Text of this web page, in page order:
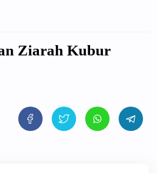
Ziarah Kubur